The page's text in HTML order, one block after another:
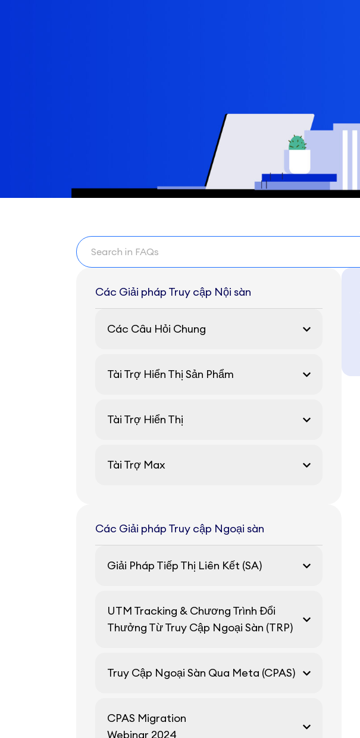
Các Giải pháp Truy cập Nội sàn
Các Câu Hỏi Chung
Tài Trợ Hiển Thị Sản Phẩm
Tài Trợ Hiển Thị
Tài Trợ Max
Các Giải pháp Truy cập Ngoại sàn
Giải Pháp Tiếp Thị Liên Kết (SA)
UTM Tracking & Chương Trình Đổi
Thưởng Từ Truy Cập Ngoại Sàn (TRP)
Truy Cập Ngoại Sàn Qua Meta (CPAS)
CPAS Migration
Webinar 2024